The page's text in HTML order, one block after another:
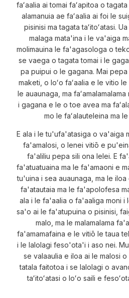
faʻaalia ai tomai faʻapitoa o
alamanuia ae faʻaalia ai foi le
pisinisi ma tagata taʻitoʻatasi.
malaga mata'ina i le va'aiga
molimauina le fa'agasologa o
se vaega o tagata tomai i le
pa puipui o le gagana. Mai
maketi, o loʻo faʻaalia e le vitio le
le auaunaga, ma
i gagana e le o toe avea ma
mo le faʻalauteleina ma
E ala i le tu'ufa'atasiga o va'aiga
fa'amalosi, o lenei vitiō e
fa'aliliu pepa sili ona lelei. E
fa'atuatuaina ma le fa'amaoni e
tu'uina i sea auaunaga, ma le
fa'atautaia ma le fa'apolofesa
ala i le fa'aalia o fa'aaliga moni i
sa'o ai le fa'atupuina o pisinisi,
malo, ma le malamalama
fa'amamafaina e le vitiō le taua
i le lalolagi feso'ota'i i aso nei.
se valaaulia e iloa ai le malosi
tatala faitotoa i se lalolagi o
taʻitoʻatasi o loʻo saili e